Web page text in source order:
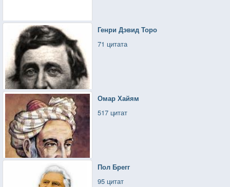
Генри Дэвид Торо
71 цитата
Омар Хайям
517 цитат
Пол Брегг
95 цитат